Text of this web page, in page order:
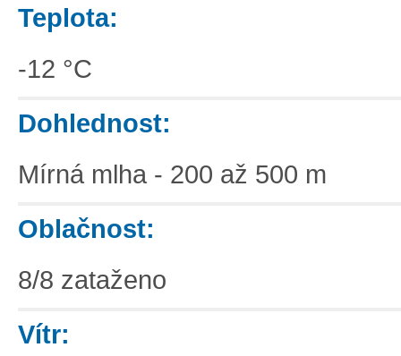
Teplota:
-12 °C
Dohlednost:
Mírná mlha - 200 až 500 m
Oblačnost:
8/8 zataženo
Vítr: